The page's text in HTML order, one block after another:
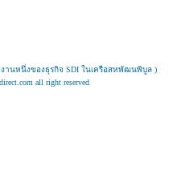
นหนึ่งของธุรกิจ SDI ในเครือสหพัฒนพิบูล )
all right reserved